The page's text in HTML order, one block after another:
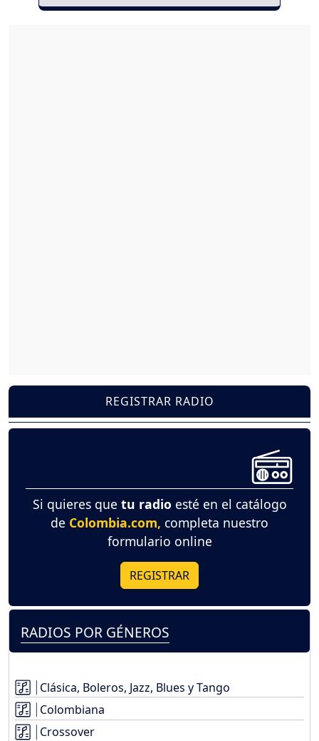
REGISTRAR RADIO
Si quieres que tu radio esté en el catálogo
de Colombia.com, completa nuestro
formulario online
REGISTRAR
RADIOS POR GÉNEROS
Clásica, Boleros, Jazz, Blues y Tango
Colombiana
Crossover